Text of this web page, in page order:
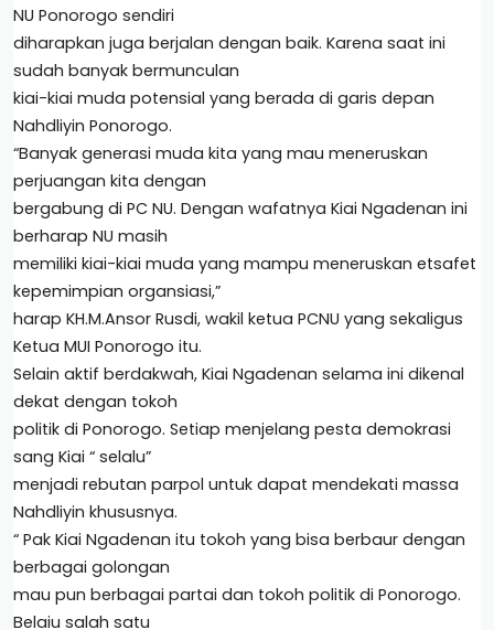
NU Ponorogo sendiri
diharapkan juga berjalan dengan baik. Karena saat ini
sudah banyak bermunculan
kiai-kiai muda potensial yang berada di garis depan
Nahdliyin Ponorogo.
“Banyak generasi muda kita yang mau meneruskan
perjuangan kita dengan
bergabung di PC NU. Dengan wafatnya Kiai Ngadenan ini
berharap NU masih
memiliki kiai-kiai muda yang mampu meneruskan etsafet
kepemimpian organsiasi,”
harap KH.M.Ansor Rusdi, wakil ketua PCNU yang sekaligus
Ketua MUI Ponorogo itu.
Selain aktif berdakwah, Kiai Ngadenan selama ini dikenal
dekat dengan tokoh
politik di Ponorogo. Setiap menjelang pesta demokrasi
sang Kiai “ selalu”
menjadi rebutan parpol untuk dapat mendekati massa
Nahdliyin khususnya.
“ Pak Kiai Ngadenan itu tokoh yang bisa berbaur dengan
berbagai golongan
mau pun berbagai partai dan tokoh politik di Ponorogo.
Belaiu salah satu